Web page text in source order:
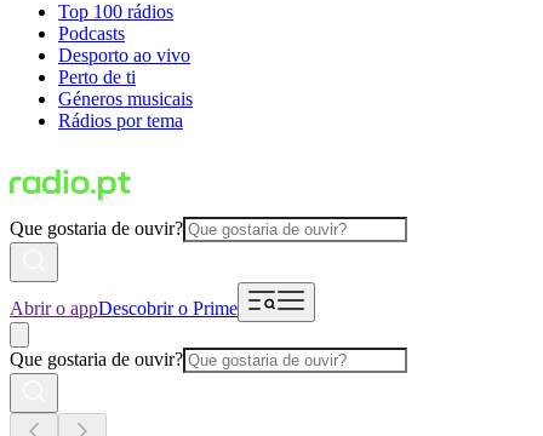
Top 100 rádios
Podcasts
Desporto ao vivo
Perto de ti
Géneros musicais
Rádios por tema
Que gostaria de ouvir?
Abrir o appDescobrir o Prime
Que gostaria de ouvir?